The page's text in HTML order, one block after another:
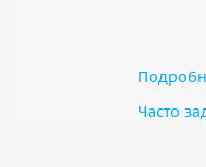
Часто